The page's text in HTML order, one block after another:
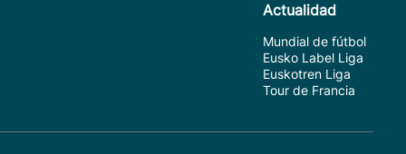
Actualidad
Mundial de fútbol
Eusko Label Liga
Euskotren Liga
Tour de Francia